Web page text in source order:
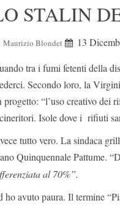
STALIN
Maurizio Blondet
13
tra i fumi fetenti della
Secondo loro, la
progetto: “l’uso creativo dei
Isole dove i rifiuti
tutto vero. La sindaca
Quinquennale Pattume. “D
al 70%”.
ho avuto paura. Il termine